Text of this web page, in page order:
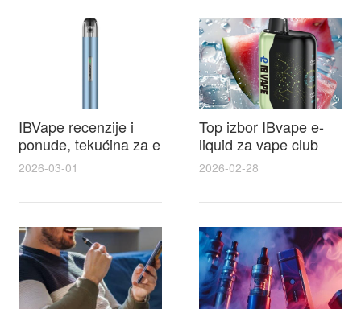
IBVape recenzije i
ponude, tekućina za e
cigarete koju vrijedi
popuste
2026-03-01
Top izbor IBvape e-
liquid za vape club
članove i ekskluzivne
2026-02-28